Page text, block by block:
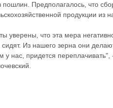
Предполагалось, что
продукции из
уверены, что эта мера
сидят. Из нашего зерна они
у нас, придется переплачивать",